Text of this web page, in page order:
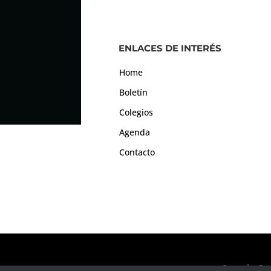
ENLACES DE INTERÉS
Home
Boletín
Colegios
Agenda
Contacto
Consejo